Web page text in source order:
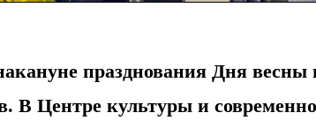
празднования Дня весны
В Центре культуры и